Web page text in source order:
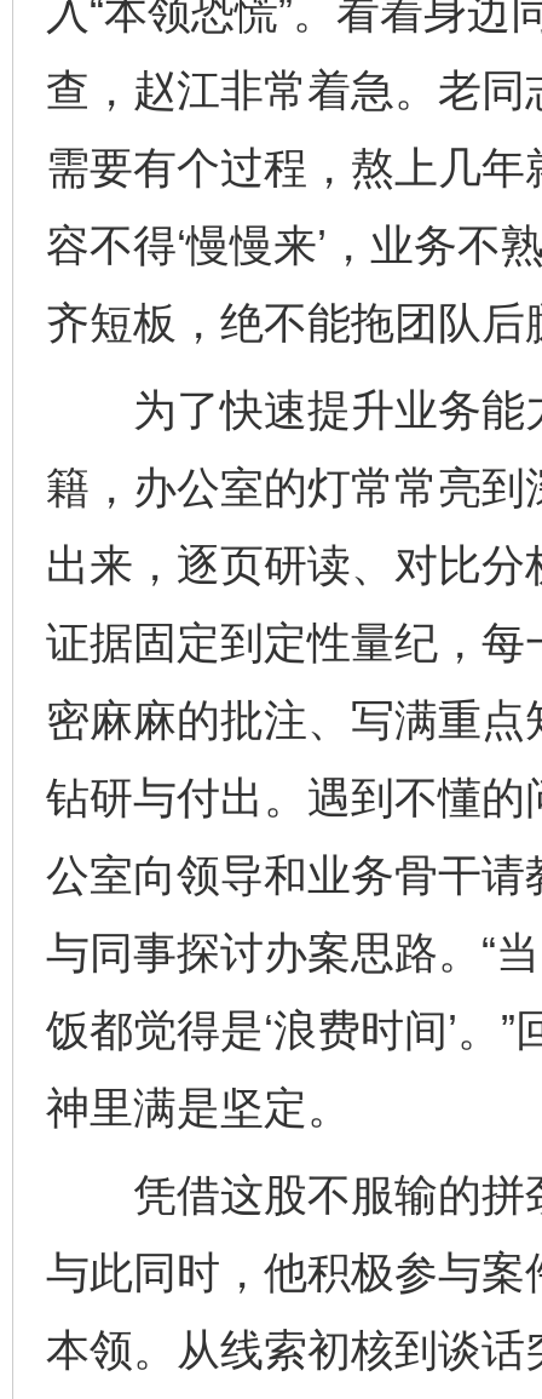
入“本领恐慌”。看着身
查，赵江非常着急。老同
需要有个过程，熬上几年
容不得‘慢慢来’，业务不
齐短板，绝不能拖团队后
为了快速提升业务能
籍，办公室的灯常常亮
出来，逐页研读、对比
证据固定到定性量纪，
密麻麻的批注、写满重
钻研与付出。遇到不懂
公室向领导和业务骨干
与同事探讨办案思路。“
饭都觉得是‘浪费时间’。
神里满是坚定。
凭借这股不服输的拼
与此同时，他积极参与
本领。从线索初核到谈